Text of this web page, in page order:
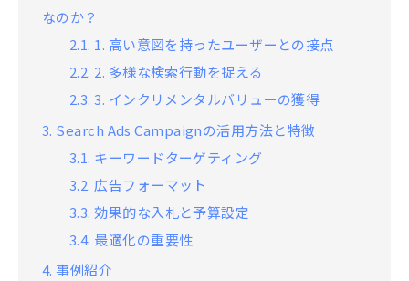
なのか？
2.1. 1. 高い意図を持ったユーザーとの接点
2.2. 2. 多様な検索行動を捉える
2.3. 3. インクリメンタルバリューの獲得
3. Search Ads Campaignの活用方法と特徴
3.1. キーワードターゲティング
3.2. 広告フォーマット
3.3. 効果的な入札と予算設定
3.4. 最適化の重要性
4. 事例紹介